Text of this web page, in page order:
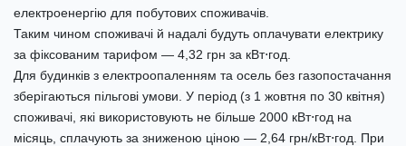
електроенергію для побутових споживачів.
Таким чином споживачі й надалі будуть оплачувати електрику
за фіксованим тарифом — 4,32 грн за кВт⋅год.
Для будинків з електроопаленням та осель без газопостачання
зберігаються пільгові умови. У період (з 1 жовтня по 30 квітня)
споживачі, які використовують не більше 2000 кВт⋅год на
місяць, сплачують за зниженою ціною — 2,64 грн/кВт⋅год. При